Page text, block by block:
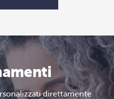
direttamente